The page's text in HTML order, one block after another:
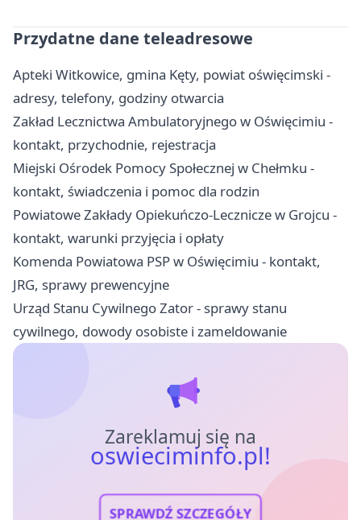
Przydatne dane teleadresowe
Apteki Witkowice, gmina Kęty, powiat oświęcimski -
adresy, telefony, godziny otwarcia
Zakład Lecznictwa Ambulatoryjnego w Oświęcimiu -
kontakt, przychodnie, rejestracja
Miejski Ośrodek Pomocy Społecznej w Chełmku -
kontakt, świadczenia i pomoc dla rodzin
Powiatowe Zakłady Opiekuńczo-Lecznicze w Grojcu -
kontakt, warunki przyjęcia i opłaty
Komenda Powiatowa PSP w Oświęcimiu - kontakt,
JRG, sprawy prewencyjne
Urząd Stanu Cywilnego Zator - sprawy stanu
cywilnego, dowody osobiste i zameldowanie
Zareklamuj się na
oswieciminfo.pl!
SPRAWDŹ SZCZEGÓŁY